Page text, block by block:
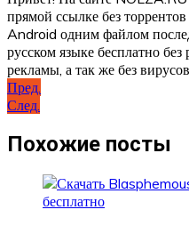
прямой ссылке без
Android одним файлом
русском языке бесплатно
рекламы, а так же без вирусов.
Навигация
по
записям
Пред.
След.
Похожие посты